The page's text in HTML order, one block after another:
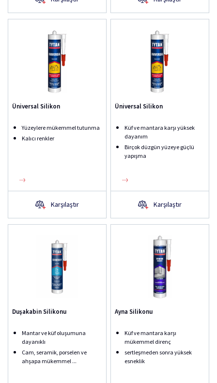
Üniversal Silikon
Yüzeylere mükemmel tutunma
Kalıcı renkler
Karşılaştır
Üniversal Silikon
Küf ve mantara karşı yüksek
dayanım
Birçok düzgün yüzeye güçlü
yapışma
Karşılaştır
Duşakabin Silikonu
Mantar ve küf oluşumuna
dayanıklı
Cam, seramik, porselen ve
ahşapa mükemmel ...
Ayna Silikonu
Küf ve mantara karşı
mükemmel direnç
sertleşmeden sonra yüksek
esneklik